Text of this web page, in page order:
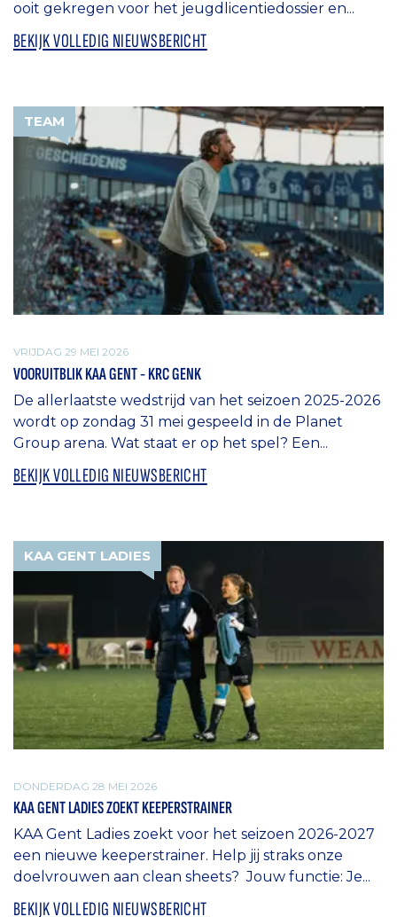
ooit gekregen voor het jeugdlicentiedossier en...
BEKIJK VOLLEDIG NIEUWSBERICHT
TEAM
VRIJDAG 29 MEI 2026
VOORUITBLIK KAA GENT - KRC GENK
De allerlaatste wedstrijd van het seizoen 2025-2026
wordt op zondag 31 mei gespeeld in de Planet
Group arena. Wat staat er op het spel? Een...
BEKIJK VOLLEDIG NIEUWSBERICHT
KAA GENT LADIES
DONDERDAG 28 MEI 2026
KAA GENT LADIES ZOEKT KEEPERSTRAINER
KAA Gent Ladies zoekt voor het seizoen 2026-2027
een nieuwe keeperstrainer. Help jij straks onze
doelvrouwen aan clean sheets? Jouw functie: Je...
BEKIJK VOLLEDIG NIEUWSBERICHT